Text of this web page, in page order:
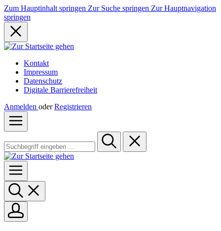
Zum Hauptinhalt springen Zur Suche springen Zur Hauptnavigation
springen
Kontakt
Impressum
Datenschutz
Digitale Barrierefreiheit
Anmelden oder Registrieren